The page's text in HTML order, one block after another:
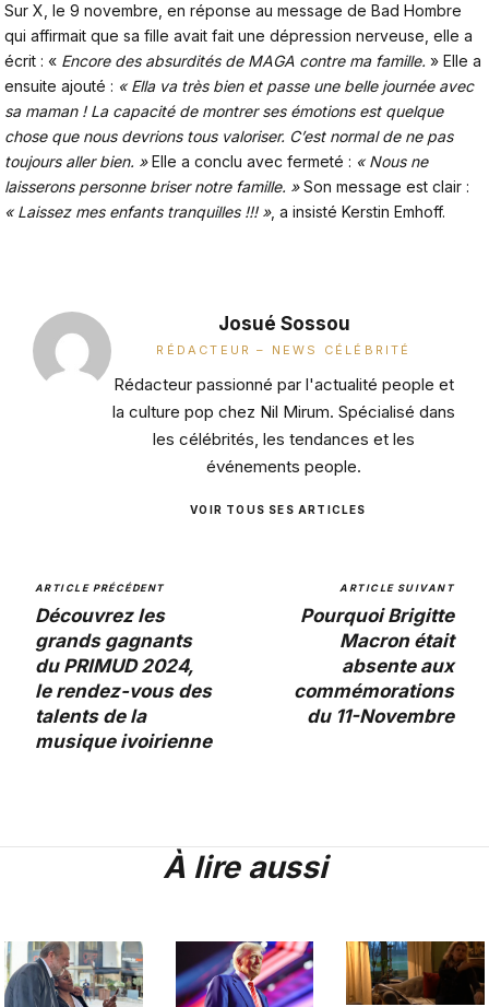
Sur X, le 9 novembre, en réponse au message de Bad Hombre
qui affirmait que sa fille avait fait une dépression nerveuse, elle a
écrit : « Encore des absurdités de MAGA contre ma famille. » Elle a
ensuite ajouté : « Ella va très bien et passe une belle journée avec
sa maman ! La capacité de montrer ses émotions est quelque
chose que nous devrions tous valoriser. C’est normal de ne pas
toujours aller bien. »Elle a conclu avec fermeté : « Nous ne
laisserons personne briser notre famille. »Son message est clair :
« Laissez mes enfants tranquilles !!! », a insisté Kerstin Emhoff.
Josué Sossou
RÉDACTEUR – NEWS CÉLÉBRITÉ
Rédacteur passionné par l'actualité people et
la culture pop chez Nil Mirum. Spécialisé dans
les célébrités, les tendances et les
événements people.
VOIR TOUS SES ARTICLES
ARTICLE PRÉCÉDENT
Découvrez les
grands gagnants
du PRIMUD 2024,
le rendez-vous des
talents de la
musique ivoirienne
ARTICLE SUIVANT
Pourquoi Brigitte
Macron était
absente aux
commémorations
du 11-Novembre
À lire aussi